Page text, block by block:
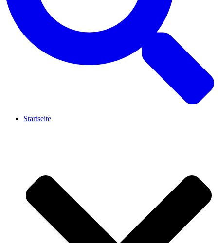
Startseite